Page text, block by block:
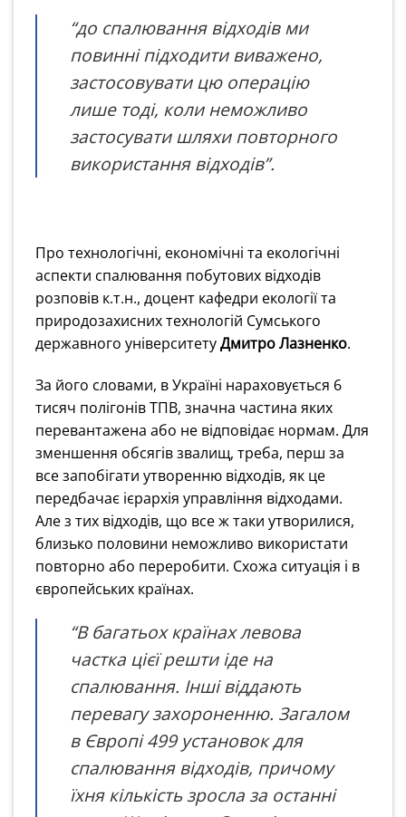
“до спалювання відходів ми
повинні підходити виважено,
застосовувати цю операцію
лише тоді, коли неможливо
застосувати шляхи повторного
використання відходів”.
Про технологічні, економічні та екологічні
аспекти спалювання побутових відходів
розповів к.т.н., доцент кафедри екології та
природозахисних технологій Сумського
державного університетуДмитро Лазненко.
За його словами, в Україні нараховується 6
тисяч полігонів ТПВ, значна частина яких
перевантажена або не відповідає нормам. Для
зменшення обсягів звалищ, треба, перш за
все запобігати утворенню відходів, як це
передбачає ієрархія управління відходами.
Але з тих відходів, що все ж таки утворилися,
близько половини неможливо використати
повторно або переробити. Схожа ситуація і в
європейських країнах.
“В багатьох країнах левова
частка цієї решти іде на
спалювання. Інші віддають
перевагу захороненню. Загалом
в Європі 499 установок для
спалювання відходів, причому
їхня кількість зросла за останні